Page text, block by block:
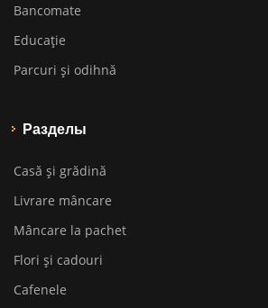
Bancomate
Educaţie
Parcuri și odihnă
Разделы
Casă și grădină
Livrare mâncare
Mâncare la pachet
Flori și cadouri
Cafenele